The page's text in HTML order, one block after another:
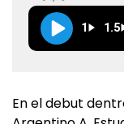
1 1.5
En el debut